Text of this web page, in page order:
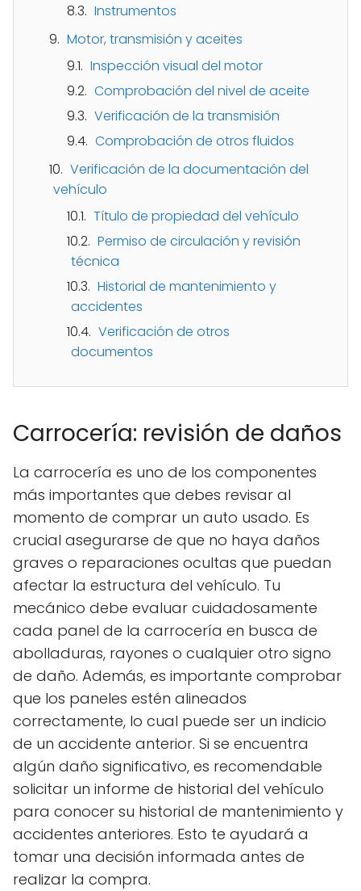
Instrumentos
Motor, transmisión y aceites
Inspección visual del motor
Comprobación del nivel de aceite
Verificación de la transmisión
Comprobación de otros fluidos
Verificación de la documentación del
vehículo
Título de propiedad del vehículo
Permiso de circulación y revisión
técnica
Historial de mantenimiento y
accidentes
Verificación de otros
documentos
Carrocería: revisión de daños
La carrocería es uno de los componentes
más importantes que debes revisar al
momento de comprar un auto usado. Es
crucial asegurarse de que no haya daños
graves o reparaciones ocultas que puedan
afectar la estructura del vehículo. Tu
mecánico debe evaluar cuidadosamente
cada panel de la carrocería en busca de
abolladuras, rayones o cualquier otro signo
de daño. Además, es importante comprobar
que los paneles estén alineados
correctamente, lo cual puede ser un indicio
de un accidente anterior. Si se encuentra
algún daño significativo, es recomendable
solicitar un informe de historial del vehículo
para conocer su historial de mantenimiento y
accidentes anteriores. Esto te ayudará a
tomar una decisión informada antes de
realizar la compra.